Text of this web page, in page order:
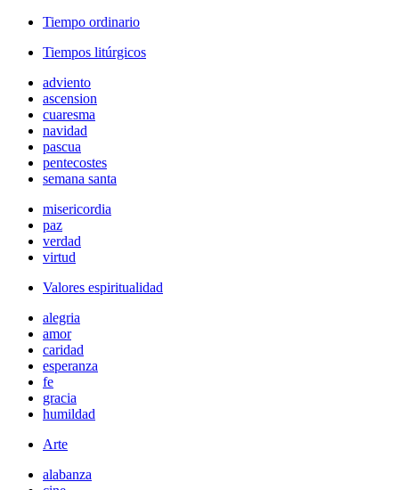
Tiempo ordinario
Tiempos litúrgicos
adviento
ascension
cuaresma
navidad
pascua
pentecostes
semana santa
misericordia
paz
verdad
virtud
Valores espiritualidad
alegria
amor
caridad
esperanza
fe
gracia
humildad
Arte
alabanza